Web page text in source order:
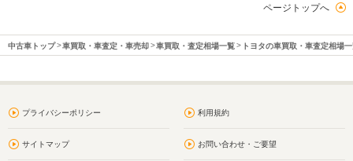
ページトップへ
中古車トップ 車買取・車査定・車売却 車買取・査定相場一覧 トヨタの車買取・車査定相場
プライバシーポリシー 利用規約
サイトマップ お問い合わせ・ご要望